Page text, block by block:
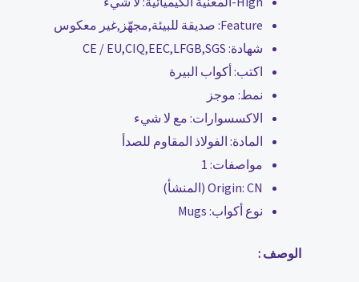
Feature: صديقة للبيئة,مجهّز,غير معكوس
شهادة: CE / EU,CIQ,EEC,LFGB,SGS
اكتب: أكواب البيرة
نمط: موجز
الاكسسوارات: مع لا شيء
المادة: الفولاذ المقاوم للصدأ
مواصفات: 1
Origin: CN (المنشأ)
نوع أكواب: Mugs
الوصف :